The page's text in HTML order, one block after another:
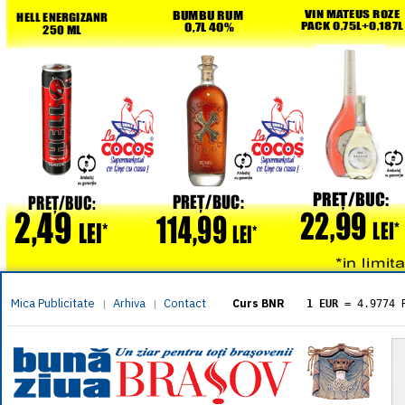
Mica Publicitate | Arhiva | Contact Curs BNR 1 EUR = 4.9774
= 5.8304
1 XAU= 464.4611
1 AED= 1.1933
1 AUD= 2.7957
1 BGN= 2.5449